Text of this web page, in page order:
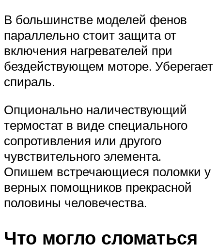
В большинстве моделей фенов
параллельно стоит защита от
включения нагревателей при
бездействующем моторе. Уберегает
спираль.
Опционально наличествующий
термостат в виде специального
сопротивления или другого
чувствительного элемента.
Опишем встречающиеся поломки у
верных помощников прекрасной
половины человечества.
Что могло сломаться